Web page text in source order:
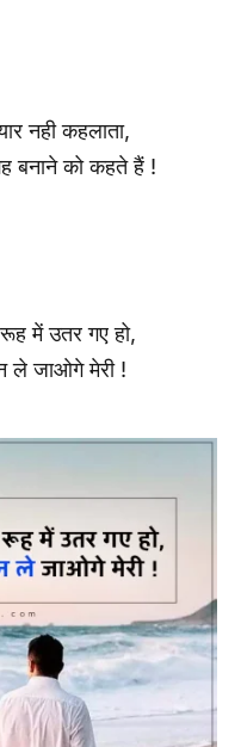
नही कहलाता,
बनाने को कहते हैं !
में उतर गए हो,
ले जाओगे मेरी !